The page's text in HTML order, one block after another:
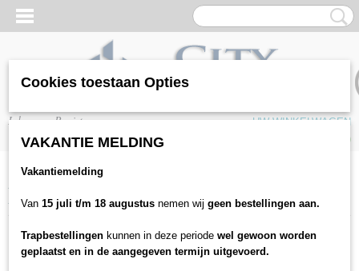
Inloggen Registreren
UW WINKELWAGEN
(0)
Home
Dubbeltrede: Fineline metalic
Cookies toestaan Opties
VAKANTIE MELDING
Vakantiemelding
Van 15 juli t/m 18 augustus nemen wij geen bestellingen aan.
Trapbestellingen kunnen in deze periode wel gewoon worden
geplaatst en in de aangegeven termijn uitgevoerd.